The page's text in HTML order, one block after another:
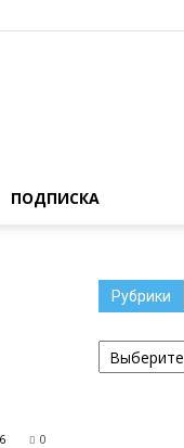
ПОДПИСКА
0
Рубрики
Рубрики